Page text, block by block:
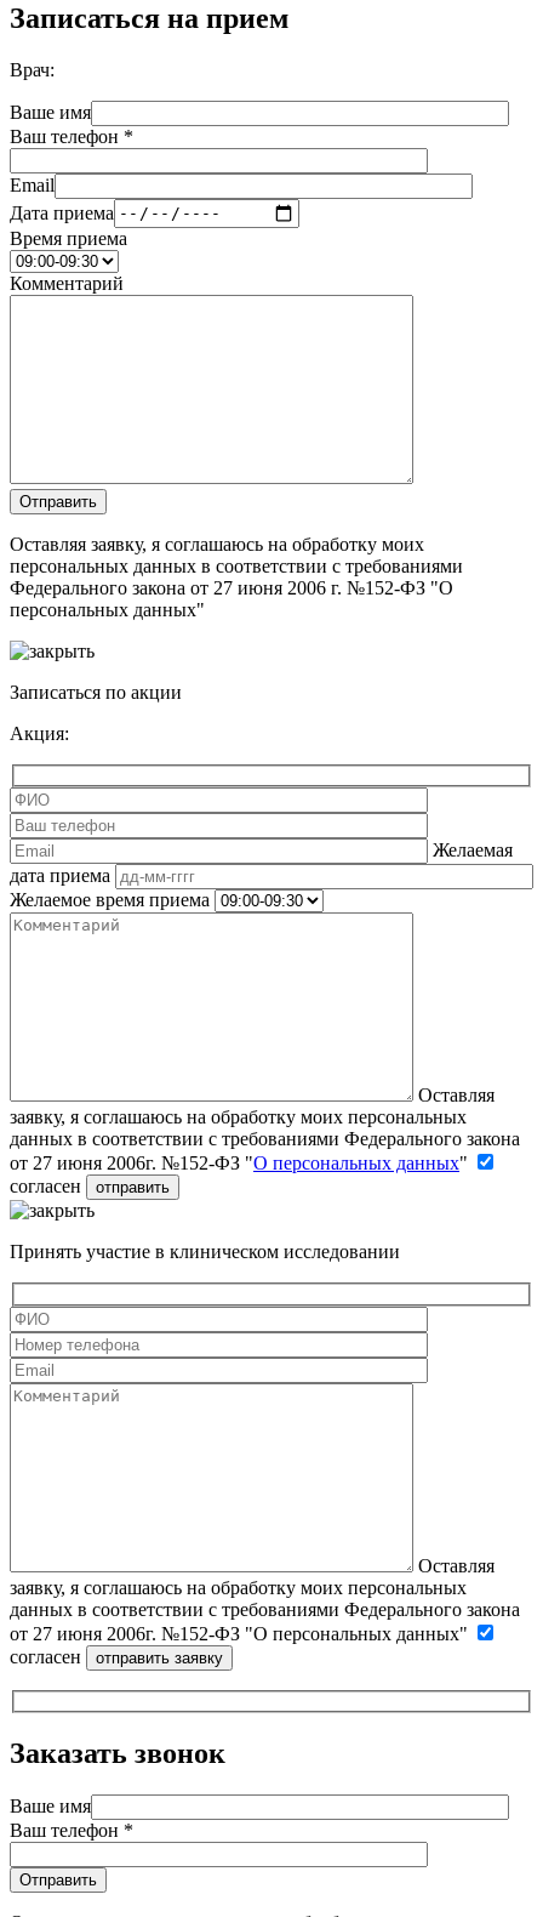
Записаться на прием
Врач:
Ваше имя
Ваш телефон *
Email
Дата приема
Время приема
Комментарий
Оставляя заявку, я соглашаюсь на обработку моих
персональных данных в соответствии с требованиями
Федерального закона от 27 июня 2006 г. №152-ФЗ "О
персональных данных"
Записаться по акции
Акция:
Желаемая
дата приема
Желаемое время приема
Оставляя
заявку, я соглашаюсь на обработку моих персональных
данных в соответствии с требованиями Федерального закона
от 27 июня 2006г. №152-ФЗ "О персональных данных"
согласен
Принять участие в клиническом исследовании
Оставляя
заявку, я соглашаюсь на обработку моих персональных
данных в соответствии с требованиями Федерального закона
от 27 июня 2006г. №152-ФЗ "О персональных данных"
согласен
Заказать звонок
Ваше имя
Ваш телефон *